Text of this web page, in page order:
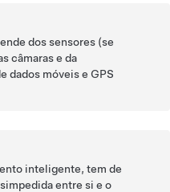
dos sensores (se
câmaras e da
dados móveis e GPS
inteligente, tem de
entre si e o